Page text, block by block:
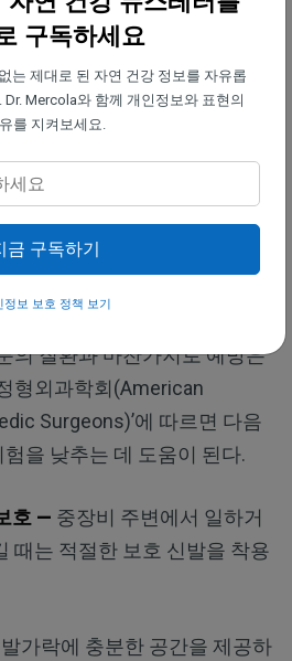
그대로 유지할 수 있다.
—내성 발톱 상태에 따라 BS
적용하기 위해 족부 전문의
적용이 필요할 수 있다고 추
의 질환과 마찬가지로 예방은
형외과학회(American
Surgeons)’에 따르면 다음
을 낮추는 데 도움이 된다.
호 — 중장비 주변에서 일하거
때는 적절한 보호 신발을 착용
발가락에 충분한 공간을 제공하
구독하세요
는 제대로 된 자연 건강 정보를 자유롭
Mercola와 함께 개인정보와 표현의
를 지켜보세요.
금 구독하기
정보 보호 정책 보기